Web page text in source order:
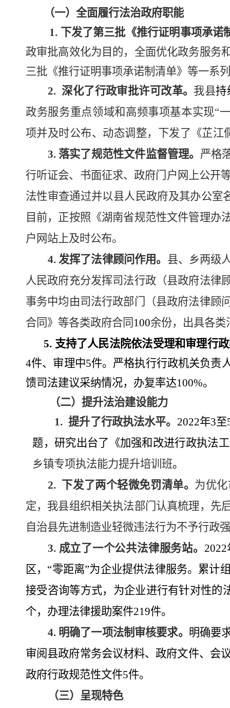
（一）全面履行法治政府职能
1. 下发了第三批《推行证明事项承诺
政审批高效化为目的，全面优化政务服务
三批《推行证明事项承诺制清单》等一系
2. 深化了行政审批许可改革。 我县持
政务服务重点领域和高频事项基本实现“
项并及时公布、动态调整，下发了《芷江
3.落实了规范性文件监督管理。 严格
行听证会、书面征求、政府门户网上公开
法性审查通过并以县人民政府及其办公室
目前，正按照《湖南省规范性文件管理办
户网站上及时公布。
4.发挥了法律顾问作用。 县、乡两级
人民政府充分发挥司法行政（县政府法律
事务中均由司法行政部门（县政府法律顾
合同》等各类政府合同 100余份，出具各类
5. 支持了人民法院依法受理和审理行
4件、审理中5件。严格执行行政机关负责
馈司法建议采纳情况，办复率达100%。
（二）提升法治建设能力
1. 提升了行政执法水平。 2022年3至
题，研究出台了《加强和改进行政执法
乡镇专项执法能力提升培训班。
2. 下发了两个轻微免罚清单。 为优
定，我县组织相关执法部门认真梳理，先
自治县先进制造业轻微违法行为不予行政
3. 成立了一个公共法律服务站。 2022
区，“零距离”为企业提供法律服务。 累计
接受咨询等方式，为企业进行有针对性的
个， 办理法律援助案件219件。
4. 明确了一项法制审核要求。 明确要
审阅 县政府常务会议材料、政府文件、会
政府行政规范性文件5件。
（三） 呈现特色